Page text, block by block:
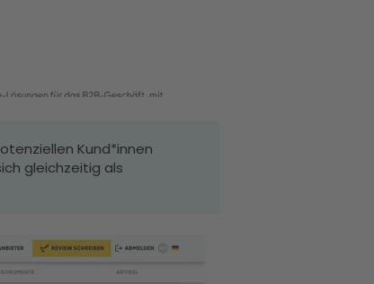
Kund*innen
gleichzeitig als